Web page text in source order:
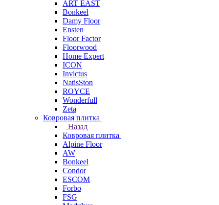
ART EAST
Bonkeel
Damy Floor
Ensten
Floor Factor
Floorwood
Home Expert
ICON
Invictus
NatisSton
ROYCE
Wonderfull
Zeta
Ковровая плитка
Назад
Ковровая плитка
Alpine Floor
AW
Bonkeel
Condor
ESCOM
Forbo
FSG